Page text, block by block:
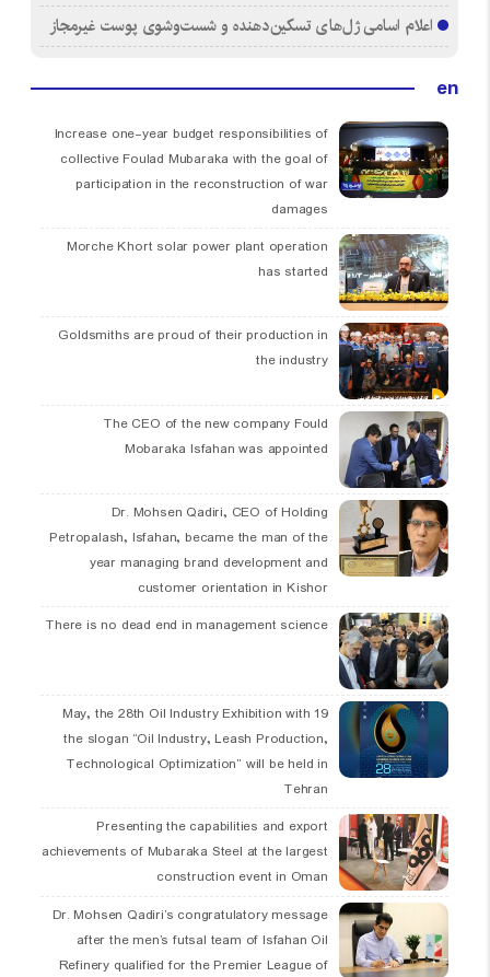
اعلام اسامی ژل‌های تسکین‌دهنده و شست‌وشوی پوست غیرمجاز
en
Increase one-year budget responsibilities of
collective Foulad Mubaraka with the goal of
participation in the reconstruction of war
damages
Morche Khort solar power plant operation
has started
Goldsmiths are proud of their production in
the industry
The CEO of the new company Fould
Mobaraka Isfahan was appointed
Dr. Mohsen Qadiri, CEO of Holding
Petropalash, Isfahan, became the man of the
year managing brand development and
customer orientation in Kishor
There is no dead end in management science
19 May, the 28th Oil Industry Exhibition with
the slogan “Oil Industry, Leash Production,
Technological Optimization” will be held in
Tehran
Presenting the capabilities and export
achievements of Mubaraka Steel at the largest
construction event in Oman
Dr. Mohsen Qadiri’s congratulatory message
after the men’s futsal team of Isfahan Oil
Refinery qualified for the Premier League of